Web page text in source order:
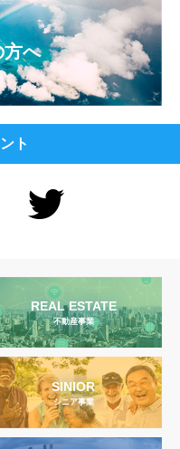
方へ
ト
REAL ESTATE
不動産事業
SINIOR
シニア事業